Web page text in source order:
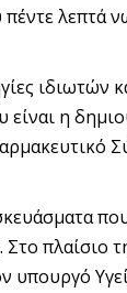
λεπτά
ιδιωτών
η
Στο πλαίσιο
υπουργό